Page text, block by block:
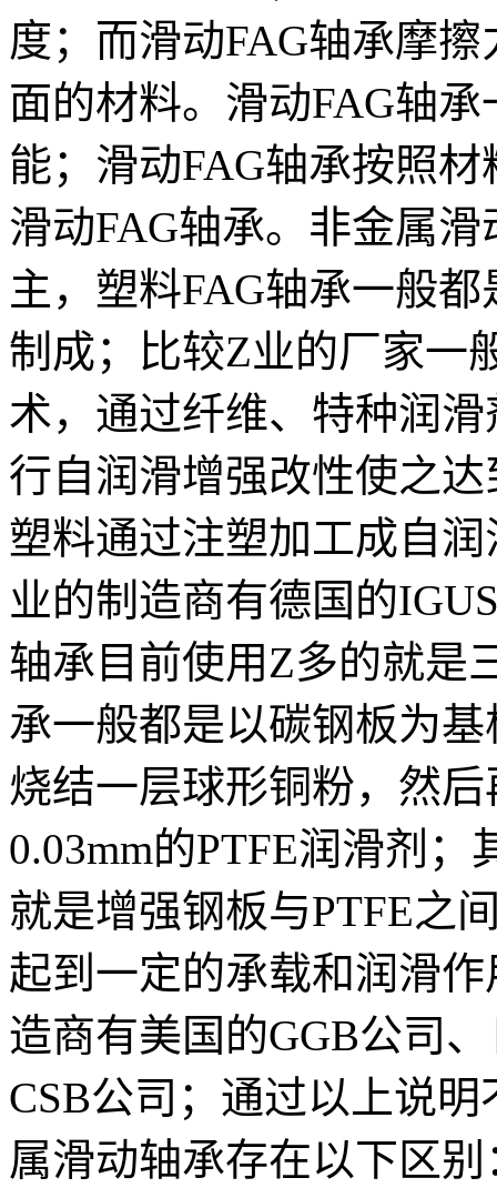
度；而滑动FAG轴承摩
面的材料。滑动FAG轴
能；滑动FAG轴承按照
滑动FAG轴承。非金属
主，塑料FAG轴承一般
制成；比较Z业的厂家一
术，通过纤维、特种润
行自润滑增强改性使之
塑料通过注塑加工成自
业的制造商有德国的
轴承目前使用Z多的就是
承一般都是以碳钢板为
烧结一层球形铜粉，然
0.03mm的PTFE润滑剂
就是增强钢板与PTFE之
起到一定的承载和润滑
造商有美国的GGB公司
CSB公司；通过以上说
属滑动轴承存在以下区